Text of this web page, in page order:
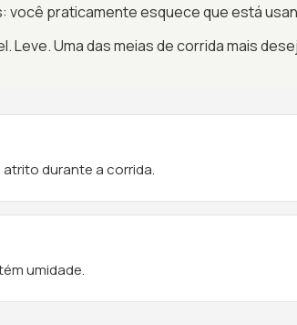
você praticamente esquece que está
Leve. Uma das meias de corrida mais
durante a corrida.
umidade.